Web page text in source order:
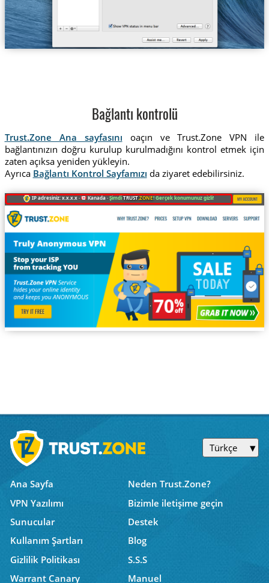
Bağlantı kontrolü
Trust.Zone Ana sayfasını oaçın ve Trust.Zone VPN ile
bağlantınızın doğru kurulup kurulmadığını kontrol etmek için
zaten açıksa yeniden yükleyin.
Ayrıca Bağlantı Kontrol Sayfamızı da ziyaret edebilirsiniz.
IP adresiniz: x.x.x.x · Kanada ·ŞimdiTRUST.ZONE! Gerçek konumunuz gizli!
Türkçe
Ana Sayfa
Neden Trust.Zone?
VPN Yazılımı
Bizimle iletişime geçin
Sunucular
Destek
Kullanım Şartları
Blog
Gizlilik Politikası
S.S.S
Warrant Canary
Manuel